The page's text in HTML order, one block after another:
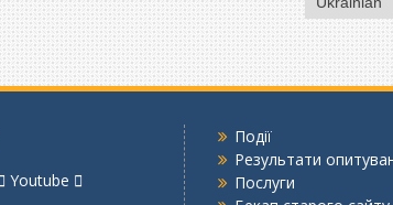
мову
Youtube
Події
Результати
Послуги